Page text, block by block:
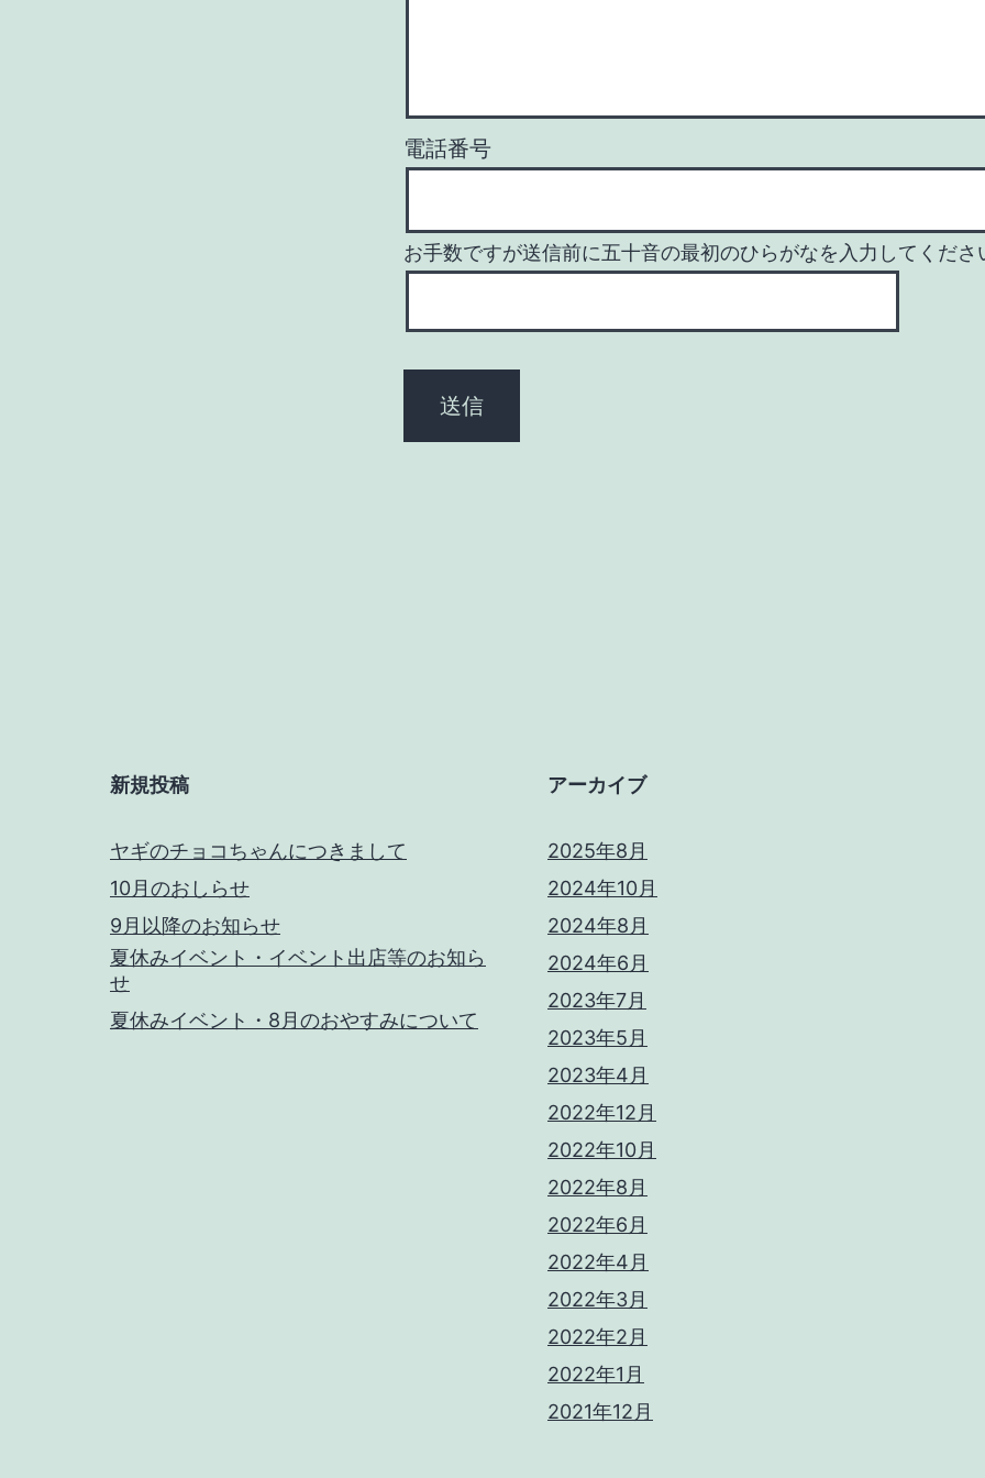
電話番号
お手数ですが送信前に五十音の最初のひらがなを入力してくださ
新規投稿
ヤギのチョコちゃんにつきまして
10月のおしらせ
9月以降のお知らせ
夏休みイベント・イベント出店等のお知ら
せ
夏休みイベント・8月のおやすみについて
アーカイブ
2025年8月
2024年10月
2024年8月
2024年6月
2023年7月
2023年5月
2023年4月
2022年12月
2022年10月
2022年8月
2022年6月
2022年4月
2022年3月
2022年2月
2022年1月
2021年12月